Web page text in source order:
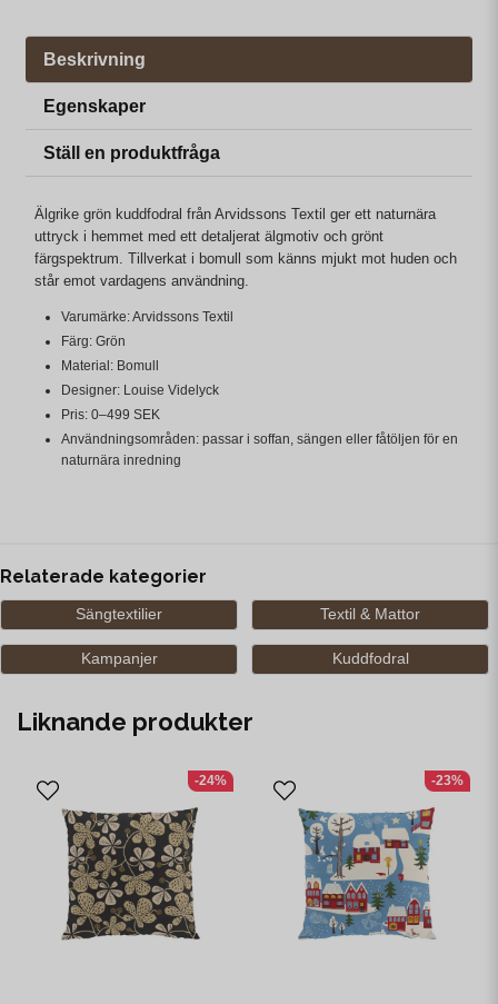
Beskrivning
Egenskaper
Ställ en produktfråga
Älgrike grön kuddfodral från Arvidssons Textil ger ett naturnära
uttryck i hemmet med ett detaljerat älgmotiv och grönt
färgspektrum. Tillverkat i bomull som känns mjukt mot huden och
står emot vardagens användning.
Varumärke: Arvidssons Textil
Färg: Grön
Material: Bomull
Designer: Louise Videlyck
Pris: 0–499 SEK
Användningsområden: passar i soffan, sängen eller fåtöljen för en
naturnära inredning
Relaterade kategorier
Sängtextilier Textil & Mattor
Kampanjer Kuddfodral
Liknande produkter
-24% -23%